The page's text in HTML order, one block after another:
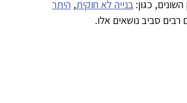
כגון:בנייה לא חוקית, היתר
סביב נושאים אלו.